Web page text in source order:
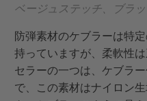
ベージュステッチ、ブラ
防弾素材のケブラーは特
持っていますが、柔軟性
セラーの一つは、ケブラ
で、この素材はナイロン